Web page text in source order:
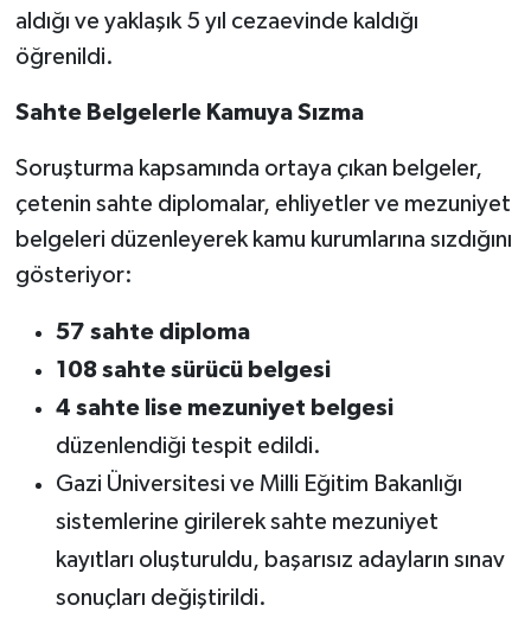
aldığı ve yaklaşık 5 yıl cezaevinde kaldığı
öğrenildi.
Sahte Belgelerle Kamuya Sızma
Soruşturma kapsamında ortaya çıkan belgeler,
çetenin sahte diplomalar, ehliyetler ve mezuniyet
belgeleri düzenleyerek kamu kurumlarına sızdığını
gösteriyor:
57 sahte diploma
108 sahte sürücü belgesi
4 sahte lise mezuniyet belgesi
düzenlendiği tespit edildi.
Gazi Üniversitesi ve Milli Eğitim Bakanlığı
sistemlerine girilerek sahte mezuniyet
kayıtları oluşturuldu, başarısız adayların sınav
sonuçları değiştirildi.